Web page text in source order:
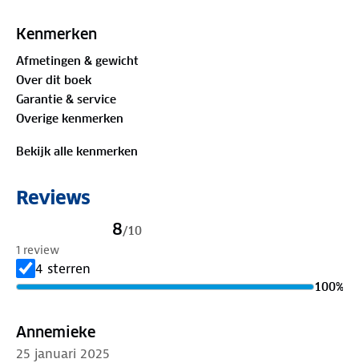
reisgids telt meer dan 450 pagina’s boordevol
wandelroutes en alles over de achtergronden van
land en volk. Daarnaast alle praktische informatie
zoals openingstijden van musea, tips voor
overnachtingen en vervoerstijden. Inclusief
stadsplattegronden, overzichtskaarten en achterin
Italië!
Kenmerken
Afmetingen & gewicht
Over dit boek
Garantie & service
Overige kenmerken
Bekijk alle kenmerken
Reviews
8/10
1 review
4 sterren
100%
Annemieke
25 januari 2025